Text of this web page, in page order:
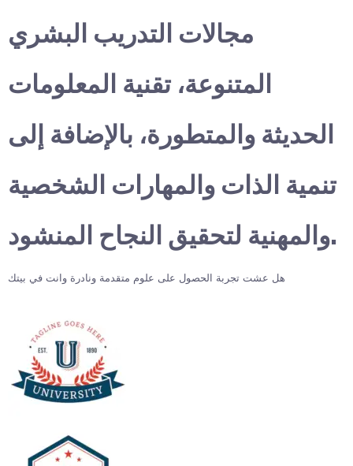
مجالات التدريب البشري
المتنوعة، تقنية المعلومات
الحديثة والمتطورة، بالإضافة إلى
تنمية الذات والمهارات الشخصية
والمهنية لتحقيق النجاح المنشود.
هل عشت تجربة الحصول على علوم متقدمة ونادرة وانت في بيتك